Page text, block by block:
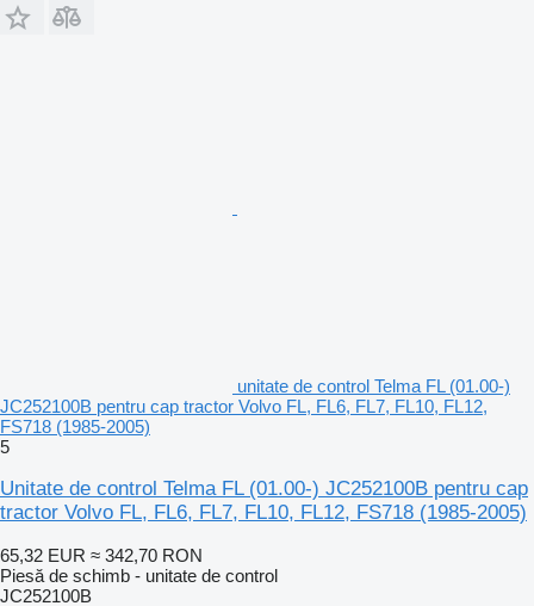
unitate de control Telma FL (01.00-)
JC252100B pentru cap tractor Volvo FL, FL6, FL7, FL10, FL12,
FS718 (1985-2005)
5
Unitate de control Telma FL (01.00-) JC252100B pentru cap
tractor Volvo FL, FL6, FL7, FL10, FL12, FS718 (1985-2005)
65,32 EUR ≈ 342,70 RON
Piesă de schimb - unitate de control
JC252100B